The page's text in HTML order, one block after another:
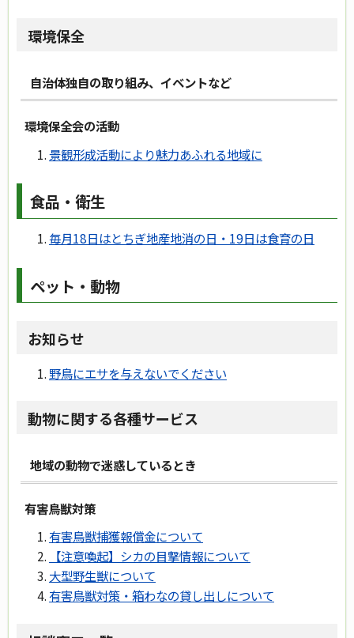
環境保全
自治体独自の取り組み、イベントなど
環境保全会の活動
景観形成活動により魅力あふれる地域に
食品・衛生
毎月18日はとちぎ地産地消の日・19日は食育の日
ペット・動物
お知らせ
野鳥にエサを与えないでください
動物に関する各種サービス
地域の動物で迷惑しているとき
有害鳥獣対策
有害鳥獣捕獲報償金について
【注意喚起】シカの目撃情報について
大型野生獣について
有害鳥獣対策・箱わなの貸し出しについて